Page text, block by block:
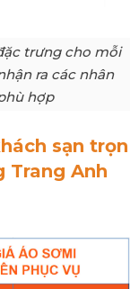
trưng cho mỗi
ra các nhân
hợp
sạn trọn
Trang Anh